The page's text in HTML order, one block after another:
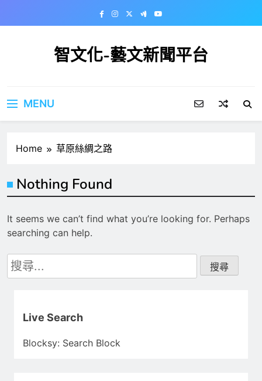
智文化-藝文新聞平台
MENU
Home 草原絲綢之路
Nothing Found
It seems we can’t find what you’re looking for. Perhaps
searching can help.
搜
尋
Live Search
Blocksy: Search Block